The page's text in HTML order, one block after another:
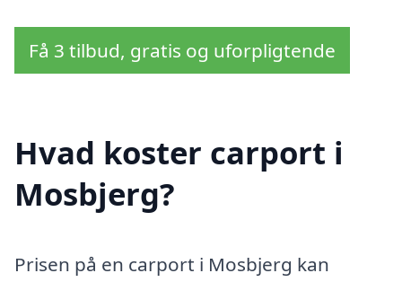
Få 3 tilbud, gratis og uforpligtende
Hvad koster carport i
Mosbjerg?
Prisen på en carport i Mosbjerg kan